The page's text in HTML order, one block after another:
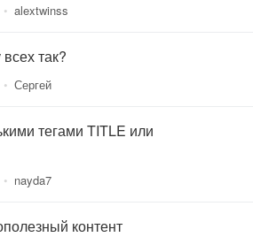
• alextwinss
так?
• Сергей
тегами TITLE или
• nayda7
контент